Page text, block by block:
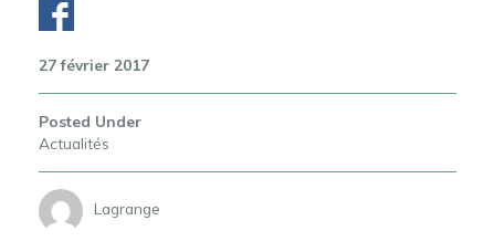
27 février 2017
Posted Under
Actualités
Lagrange